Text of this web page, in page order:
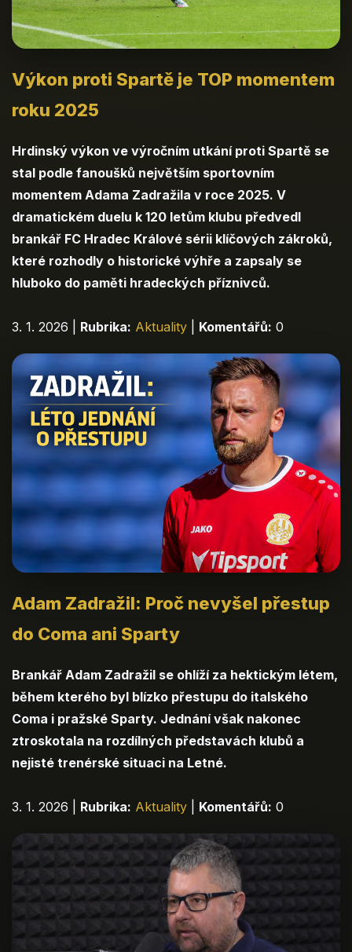
Výkon proti Spartě je TOP momentem
roku 2025
Hrdinský výkon ve výročním utkání proti Spartě se
stal podle fanoušků největším sportovním
momentem Adama Zadražila v roce 2025. V
dramatickém duelu k 120 letům klubu předvedl
brankář FC Hradec Králové sérii klíčových zákroků,
které rozhodly o historické výhře a zapsaly se
hluboko do paměti hradeckých příznivců.
3. 1. 2026 Rubrika: Aktuality Komentářů: 0
Adam Zadražil: Proč nevyšel přestup
do Coma ani Sparty
Brankář Adam Zadražil se ohlíží za hektickým létem,
během kterého byl blízko přestupu do italského
Coma i pražské Sparty. Jednání však nakonec
ztroskotala na rozdílných představách klubů a
nejisté trenérské situaci na Letné.
3. 1. 2026 Rubrika: Aktuality Komentářů: 0